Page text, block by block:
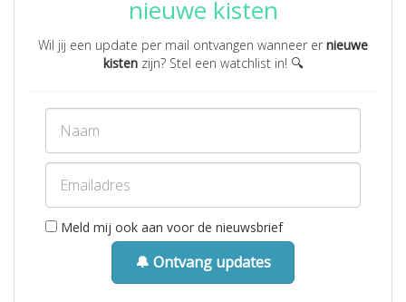
nieuwe kisten
Wil jij een update per mail ontvangen wanneer er nieuwe
kistenzijn? Stel een watchlist in! 🔍
Meld mij ook aan voor de nieuwsbrief
🔔 Ontvang updates